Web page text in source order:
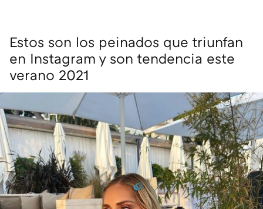
Estos son los peinados que triunfan
en Instagram y son tendencia este
verano 2021